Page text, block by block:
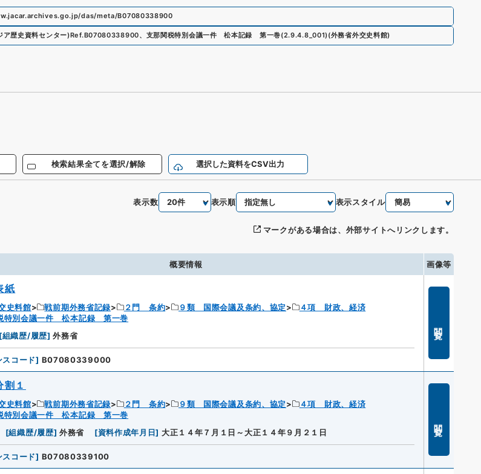
das/meta/B07080338900
ア歴史資料センター)Ref.B07080338900、 支那関税特別会議一件 松本記録 第一巻(2.9.4.8_001)(外務省外交史料館)
検索結果全てを選択/解除 選択した資料をCSV出力
表示数 表示順 表示スタイル
マークがある場合は、外部サイトへリンクします。
概要情報 画像等
紙
史料館 戦前期外務省記録 ２門 条約 ９類 国際会議及条約、協定
４項 財政、経済
特別会議一件 松本記録 第一巻
[組織歴/履歴] 外務省
スコード] B07080339000
割１
史料館 戦前期外務省記録 ２門 条約 ９類 国際会議及条約、協定
４項 財政、経済
特別会議一件 松本記録 第一巻
[組織歴/履歴] 外務省 [資料作成年月日] 大正１４年７月１日～大正１４年９月２１日
スコード] B07080339100